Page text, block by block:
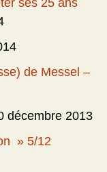
ses 25 ans
de Messel –
décembre 2013
» 5/12